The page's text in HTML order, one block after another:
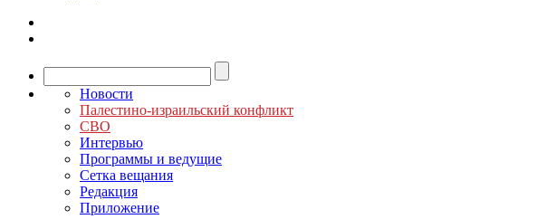
Новости
Палестино-израильский конфликт
СВО
Интервью
Программы и ведущие
Сетка вещания
Редакция
Приложение